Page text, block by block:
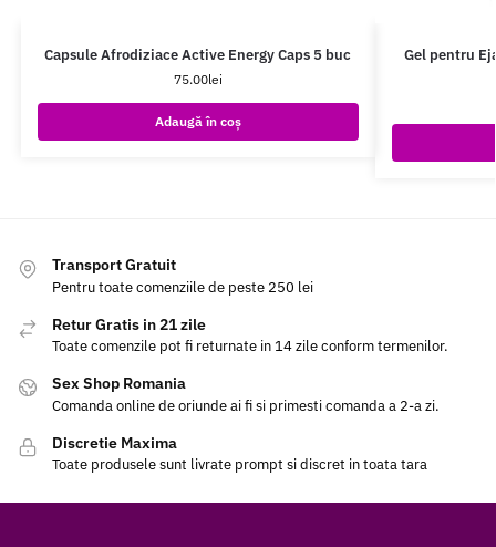
Capsule Afrodiziace Active Energy Caps 5 buc
75.00lei
Adaugă în coș
Gel pentru
Transport Gratuit
Pentru toate comenziile de peste 250 lei
Retur Gratis in 21 zile
Toate comenzile pot fi returnate in 14 zile conform termenilor.
Sex Shop Romania
Comanda online de oriunde ai fi si primesti comanda a 2-a zi.
Discretie Maxima
Toate produsele sunt livrate prompt si discret in toata tara